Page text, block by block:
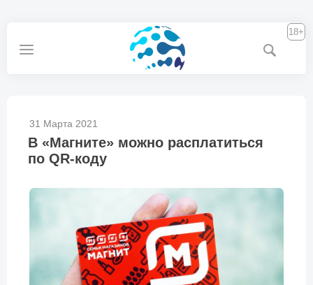
18+
31 Марта 2021
В «Магните» можно расплатиться
по QR-коду